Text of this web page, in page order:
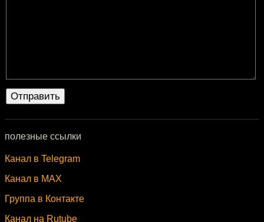
полезные ссылки
Канал в Telegram
Канал в MAX
Группа в Контакте
Канал на Rutube